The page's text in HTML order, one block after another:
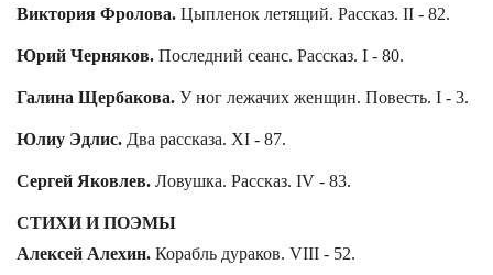
Виктория Фролова. Цыпленок летящий. Рассказ. II - 82.
Юрий Черняков. Последний сеанс. Рассказ. I - 80.
Галина Щербакова. У ног лежачих женщин. Повесть. I - 3.
Юлиу Эдлис. Два рассказа. XI - 87.
Сергей Яковлев. Ловушка. Рассказ. IV - 83.
СТИХИ И ПОЭМЫ
Алексей Алехин. Корабль дураков. VIII - 52.